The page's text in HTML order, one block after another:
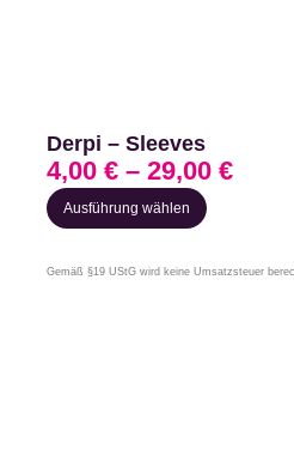
Derpi – Sleeves
Ausführung wählen
4,00 €– 29,00 €
Gemäß §19 UStG wird keine Umsatzsteuer